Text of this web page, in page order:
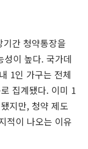
간 청약통장을
성이 높다. 국가데
1인 가구는 전체
집계됐다. 이미 1
지만, 청약 제도
적이 나오는 이유